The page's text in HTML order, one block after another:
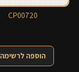
CP00720
הוספה לרשימה